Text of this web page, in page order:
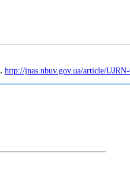
http://jnas.nbuv.gov.ua/article/